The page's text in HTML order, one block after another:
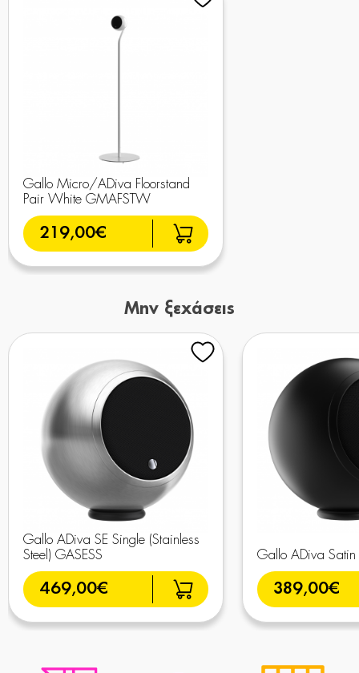
Gallo Micro/ADiva Floorstand
Pair White GMAFSTW
219,00€
Μην ξεχάσεις
Gallo ADiva SE Single (Stainless
Steel) GASESS
469,00€
Gallo ADiva
389,00€